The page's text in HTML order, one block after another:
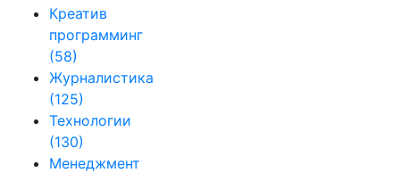
Креатив
программинг
(58)
Журналистика
(125)
Технологии
(130)
Менеджмент